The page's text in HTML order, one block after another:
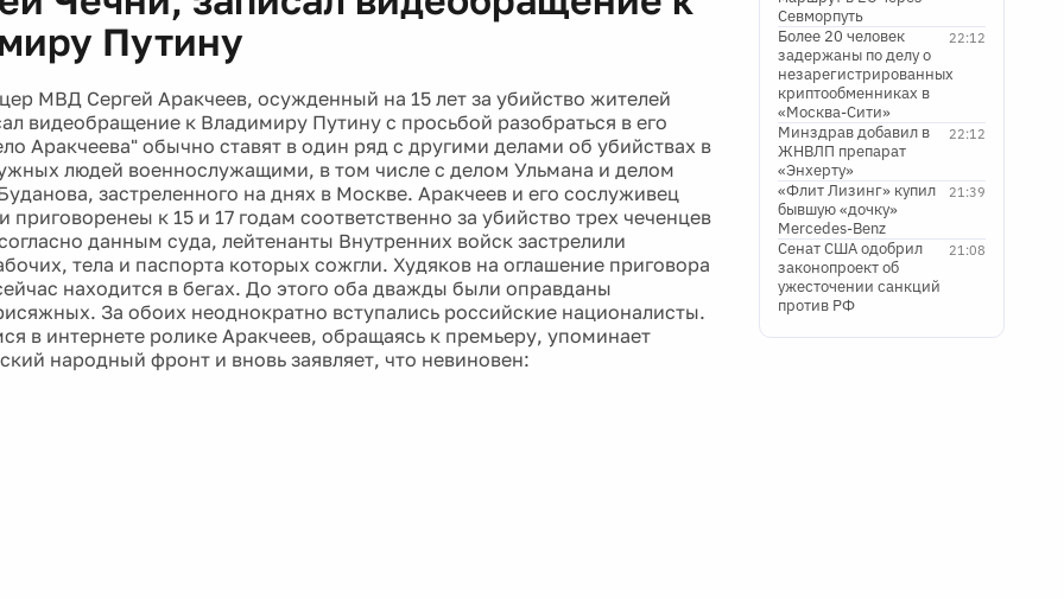
Путину
МВД Сергей Аракчеев, осужденный на 15 лет за убийство жителей
видеобращение к Владимиру Путину с просьбой разобраться в его
Аракчеева" обычно ставят в один ряд с другими делами об убийствах в
людей военнослужащими, в том числе с делом Ульмана и делом
застреленного на днях в Москве. Аракчеев и его сослуживец
приговоренеы к 15 и 17 годам соответственно за убийство трех чеченцев
данным суда, лейтенанты Внутренних войск застрелили
тела и паспорта которых сожгли. Худяков на оглашение приговора
находится в бегах. До этого оба дважды были оправданы
За обоих неоднократно вступались российские националисты.
в интернете ролике Аракчеев, обращаясь к премьеру, упоминает
народный фронт и вновь заявляет, что невиновен:
Севморпуть
22:12
Более 20 человек
задержаны по делу о
незарегистрированных
криптообменниках в
«Москва-Сити»
22:12
Минздрав добавил в
ЖНВЛП препарат
«Энхерту»
21:39
«Флит Лизинг» купил
бывшую «дочку»
Mercedes-Benz
21:08
Сенат США одобрил
законопроект об
ужесточении санкций
против РФ